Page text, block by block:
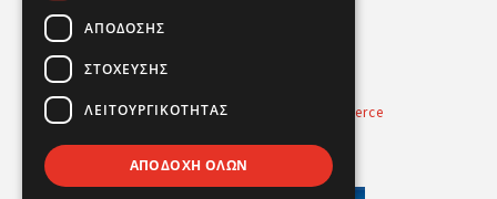
Powered byRadicode
nopCommerce
ΑΠΌΔΟΣΗΣ
ΣΤΌΧΕΥΣΗΣ
ΛΕΙΤΟΥΡΓΙΚΌΤΗΤΑΣ
ΑΠΟΔΟΧΉ ΌΛΩΝ